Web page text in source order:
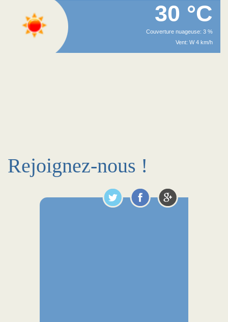
30 °C
Couverture nuageuse: 3 %
Vent: W 4 km/h
Rejoignez-nous !